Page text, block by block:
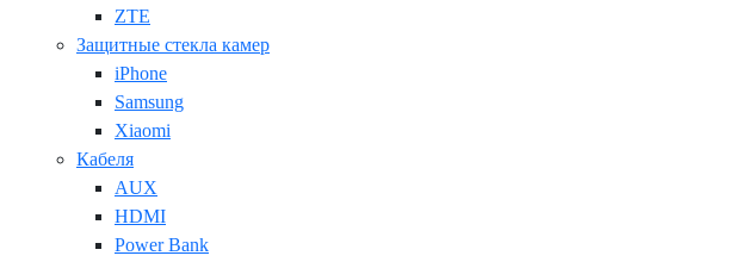
ZTE
Защитные стекла камер
iPhone
Samsung
Xiaomi
Кабеля
AUX
HDMI
Power Bank